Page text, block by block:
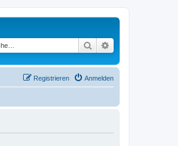
Suche
Anmelden
Registrieren